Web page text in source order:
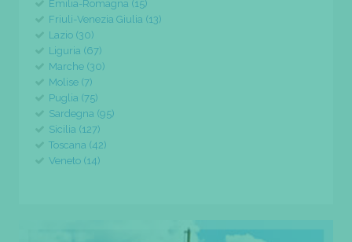
Emilia-Romagna (15)
Friuli-Venezia Giulia (13)
Lazio (30)
Liguria (67)
Marche (30)
Molise (7)
Puglia (75)
Sardegna (95)
Sicilia (127)
Toscana (42)
Veneto (14)